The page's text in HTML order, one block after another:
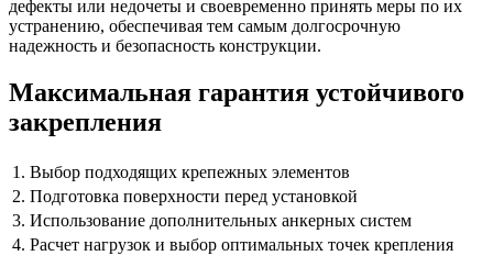
дефекты или недочеты и своевременно принять меры по их
устранению, обеспечивая тем самым долгосрочную
надежность и безопасность конструкции.
Максимальная гарантия устойчивого
закрепления
1. Выбор подходящих крепежных элементов
2. Подготовка поверхности перед установкой
3. Использование дополнительных анкерных систем
4. Расчет нагрузок и выбор оптимальных точек крепления